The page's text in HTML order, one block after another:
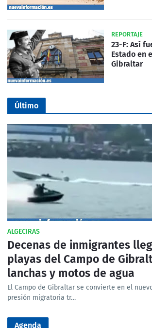
REPORTAJE
23-F: Así
Estado en
Gibraltar
Último
ALGECIRAS
Decenas de inmigrantes
playas del Campo de
lanchas y motos de agua
El Campo de Gibraltar se convierte en el
presión migratoria tr…
Agenda